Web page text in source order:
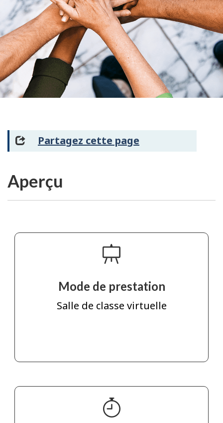
Partagez cette page
Aperçu
Mode de prestation
Salle de classe virtuelle